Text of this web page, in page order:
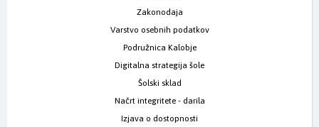
Zakonodaja
Varstvo osebnih podatkov
Podružnica Kalobje
Digitalna strategija šole
Šolski sklad
Načrt integritete - darila
Izjava o dostopnosti